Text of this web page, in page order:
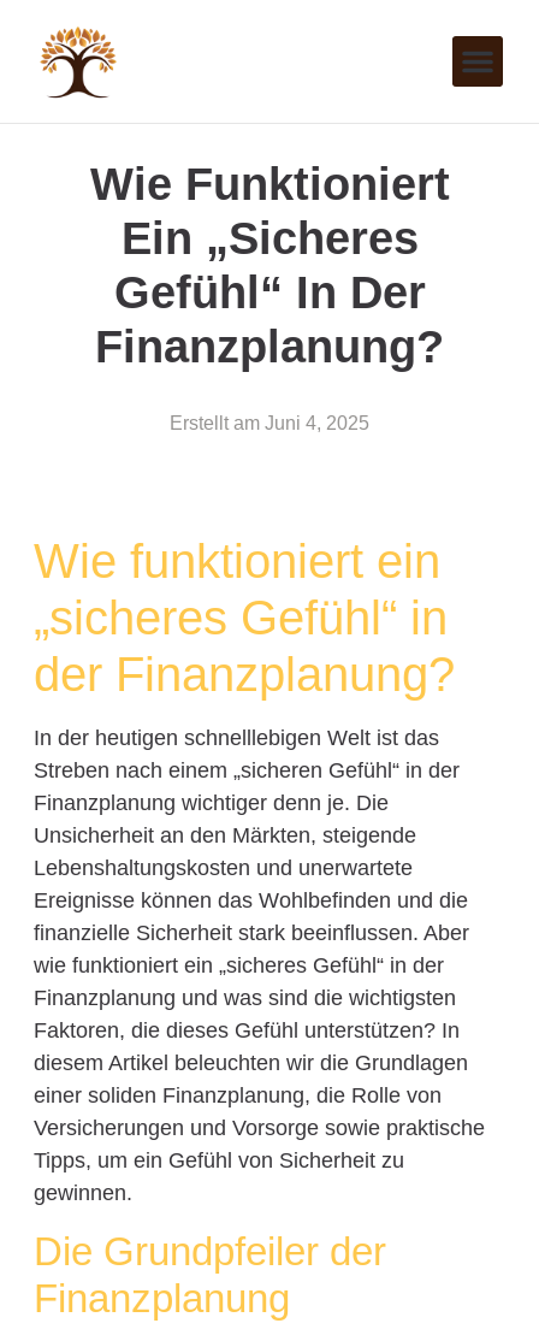
Wie Funktioniert
Ein „sicheres
Gefühl“ In Der
Finanzplanung?
Erstellt am Juni 4, 2025
Wie funktioniert ein
„sicheres Gefühl“ in
der Finanzplanung?
In der heutigen schnelllebigen Welt ist das
Streben nach einem „sicheren Gefühl“ in der
Finanzplanung wichtiger denn je. Die
Unsicherheit an den Märkten, steigende
Lebenshaltungskosten und unerwartete
Ereignisse können das Wohlbefinden und die
finanzielle Sicherheit stark beeinflussen. Aber
wie funktioniert ein „sicheres Gefühl“ in der
Finanzplanung und was sind die wichtigsten
Faktoren, die dieses Gefühl unterstützen? In
diesem Artikel beleuchten wir die Grundlagen
einer soliden Finanzplanung, die Rolle von
Versicherungen und Vorsorge sowie praktische
Tipps, um ein Gefühl von Sicherheit zu
gewinnen.
Die Grundpfeiler der
Finanzplanung